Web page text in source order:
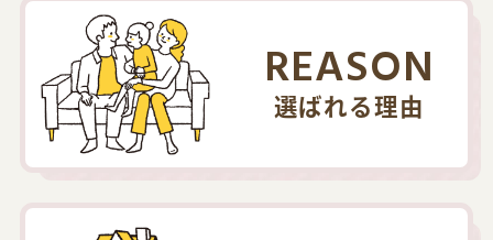
REASON
選ばれる理由